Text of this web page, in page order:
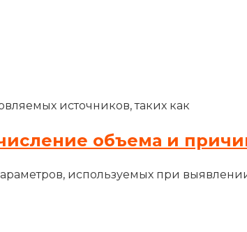
источников, таких как
объема и
используемых при